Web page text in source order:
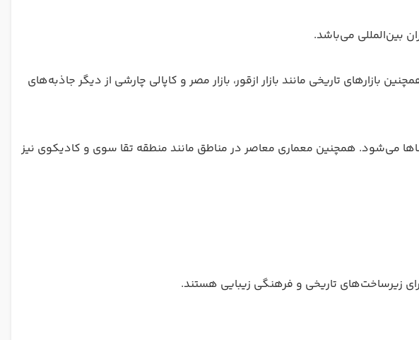
بین‌المللی می‌باشد.
بازارهای تاریخی مانند بازار ازقور، بازار مصر و کاپالی چارشی از دیگر جاذبه‌های
می‌شود. همچنین معماری معاصر در مناطق مانند منطقه تقا سوی و کادیکوی نیز
زیرساخت‌های تاریخی و فرهنگی زیبایی هستند.